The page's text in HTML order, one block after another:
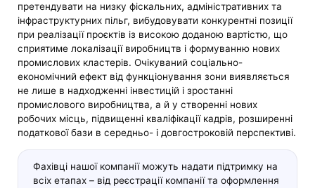
претендувати на низку фіскальних, адміністративних та
інфраструктурних пільг, вибудовувати конкурентні позиції
при реалізації проєктів із високою доданою вартістю, що
сприятиме локалізації виробництв і формуванню нових
промислових кластерів. Очікуваний соціально-
економічний ефект від функціонування зони виявляється
не лише в надходженні інвестицій і зростанні
промислового виробництва, а й у створенні нових
робочих місць, підвищенні кваліфікації кадрів, розширенні
податкової бази в середньо- і довгостроковій перспективі.
Фахівці нашої компанії можуть надати підтримку на
всіх етапах – від реєстрації компанії та оформлення